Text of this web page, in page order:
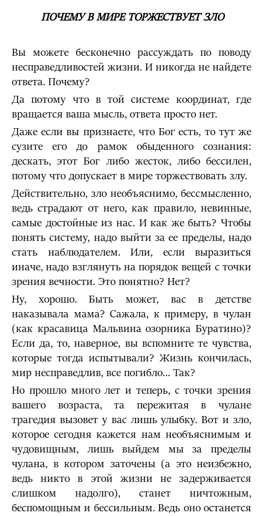
ПОЧЕМУ В МИРЕ ТОРЖЕСТВУЕТ ЗЛО
Вы можете бесконечно рассуждать по поводу
несправедливостей жизни. И никогда не найдете
ответа. Почему?
Да потому что в той системе координат, где
вращается ваша мысль, ответа просто нет.
Даже если вы признаете, что Бог есть, то тут же
сузите его до рамок обыденного сознания:
дескать, этот Бог либо жесток, либо бессилен,
потому что допускает в мире торжествовать злу.
Действительно, зло необъяснимо, бессмысленно,
ведь страдают от него, как правило, невинные,
самые достойные из нас. И как же быть? Чтобы
понять систему, надо выйти за ее пределы, надо
стать наблюдателем. Или, если выразиться
иначе, надо взглянуть на порядок вещей с точки
зрения вечности. Это понятно? Нет?
Ну, хорошо. Быть может, вас в детстве
наказывала мама? Сажала, к примеру, в чулан
(как красавица Мальвина озорника Буратино)?
Если да, то, наверное, вы вспомните те чувства,
которые тогда испытывали? Жизнь кончилась,
мир несправедлив, все погибло… Так?
Но прошло много лет и теперь, с точки зрения
вашего возраста, та пережитая в чулане
трагедия вызовет у вас лишь улыбку. Вот и зло,
которое сегодня кажется нам необъяснимым и
чудовищным, лишь выйдем мы за пределы
чулана, в котором заточены (а это неизбежно,
ведь никто в этой жизни не задерживается
слишком надолго), станет ничтожным,
беспомощным и бессильным. Ведь оно останется